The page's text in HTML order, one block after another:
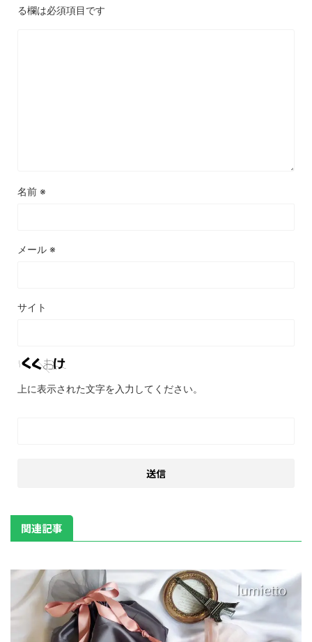
る欄は必須項目です
名前 ※
メール ※
サイト
上に表示された文字を入力してください。
関連記事